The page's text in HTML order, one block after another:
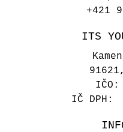
+421
ITS
IČO:
IČ DPH: